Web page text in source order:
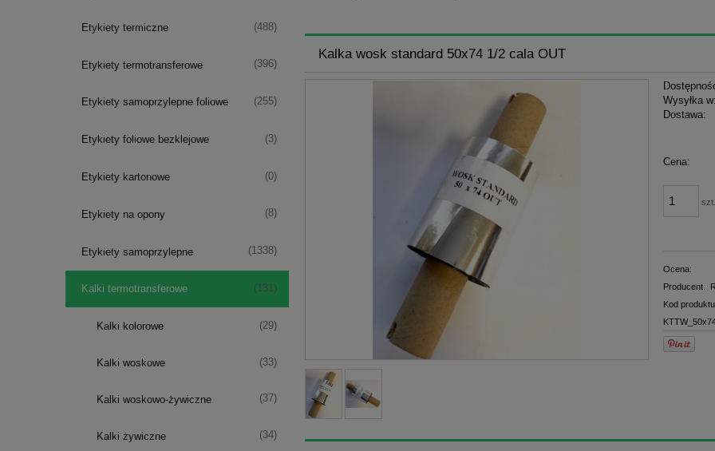
Etykiety termiczne (488)
Etykiety termotransferowe (396)
Etykiety samoprzylepne foliowe (255)
Etykiety foliowe bezklejowe (3)
Etykiety kartonowe (0)
Etykiety na opony (8)
Etykiety samoprzylepne (1338)
Kalki termotransferowe (131)
Kalki kolorowe (29)
Kalki woskowe (33)
Kalki woskowo-żywiczne (37)
Kalki żywiczne (34)
Kalka wosk standard 50x74 1/2 cala OUT
Wysyłka w:
Dostawa:
Cena:
szt.
Ocena:
Producent:
Kod